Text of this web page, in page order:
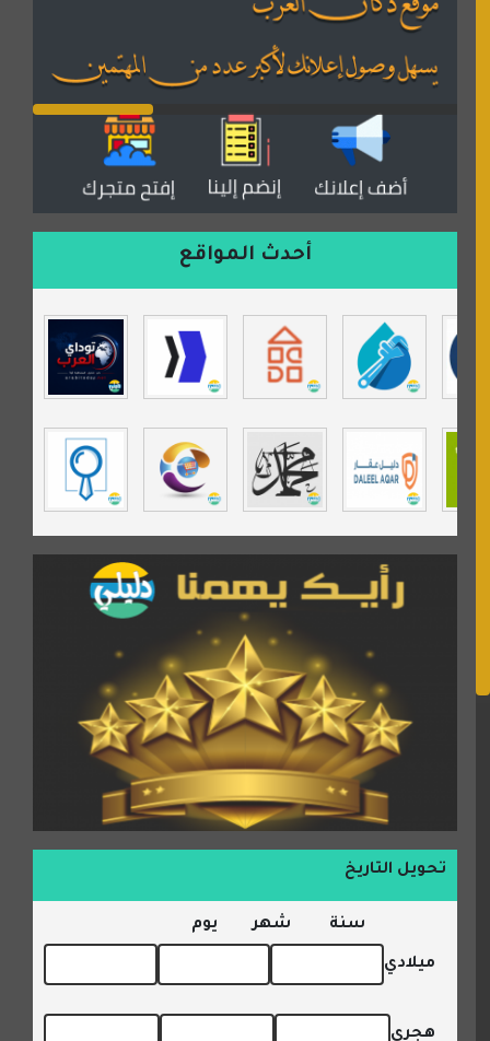
منتدى همسات روائية
المكتبة الصوتية للقران الكريم
منتدى عدلات
موقع مداد الإسلامي
ورشة زهرة لورا للحدادة
موقع حراج خدمة
تي في قران
موسوعة نور الرحمن
مندى غرام
مردة سوفت
السبيل
أحدث المواقع
تحويل التاريخ
سنة شهر يوم
ميلادي
هجري